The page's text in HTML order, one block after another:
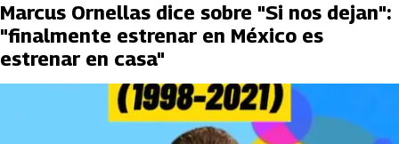
Marcus Ornellas dice sobre "Si nos dejan":
"finalmente estrenar en México es
estrenar en casa"